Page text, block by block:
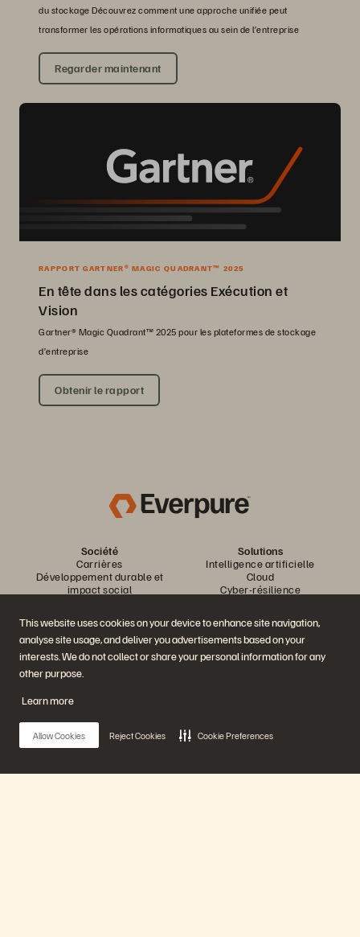
This website uses cookies on your device to enhance site navigation,
analyse site usage, and deliver you advertisements based on your
interests. We do not collect or share your personal information for any
other purpose.
Learn more
Allow Cookies Reject Cookies Cookie Preferences
du stockage Découvrez comment une approche unifiée peut
transformer les opérations informatiques au sein de l’entreprise
Regarder maintenant
RAPPORT GARTNER® MAGIC QUADRANT™ 2025
En tête dans les catégories Exécution et
Vision
Gartner® Magic Quadrant™ 2025 pour les plateformes de stockage
d’entreprise
Obtenir le rapport
Société
Carrières
Développement durable et
impact social
Équipe de direction
Executive Briefing Center
Solutions
Intelligence artificielle
Cloud
Cyber-résilience
Virtualisation
Plateforme et produits
La plateforme Everpure
FlashArray
FlashBlade//EXA
Real-time Enterprise File
Partenaires